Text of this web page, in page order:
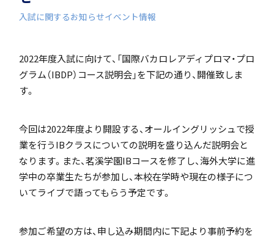
入試に関するお知らせイベント情報
2022年度入試に向けて、「国際バカロレアディプロマ・プロ
グラム（IBDP）コース説明会」を下記の通り、開催致しま
す。
今回は2022年度より開設する、オールイングリッシュで授
業を行うIBクラスについての説明を盛り込んだ説明会と
なります。また、茗溪学園IBコースを修了し、海外大学に進
学中の卒業生たちが参加し、本校在学時や現在の様子につ
いてライブで語ってもらう予定です。
参加ご希望の方は、申し込み期間内に下記より事前予約を
年間行事・課外活動